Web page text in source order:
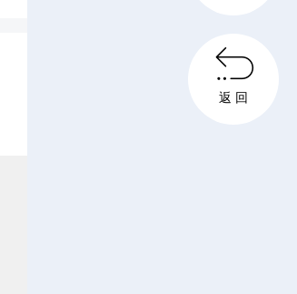

返 回